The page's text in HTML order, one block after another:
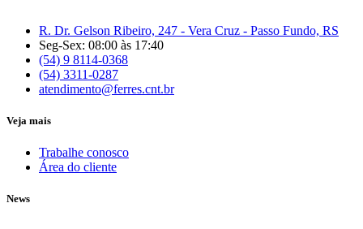
R. Dr. Gelson Ribeiro, 247 - Vera Cruz - Passo Fundo, RS
Seg-Sex: 08:00 às 17:40
(54) 9 8114-0368
(54) 3311-0287
atendimento@ferres.cnt.br
Veja mais
Trabalhe conosco
Área do cliente
News